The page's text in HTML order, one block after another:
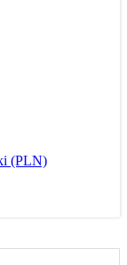
(PLN)